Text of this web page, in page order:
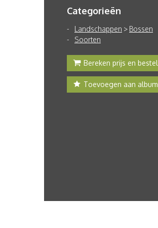
Categorieën
Landschappen > Bossen
Soorten
Bereken prijs en bestel
Toevoegen aan album